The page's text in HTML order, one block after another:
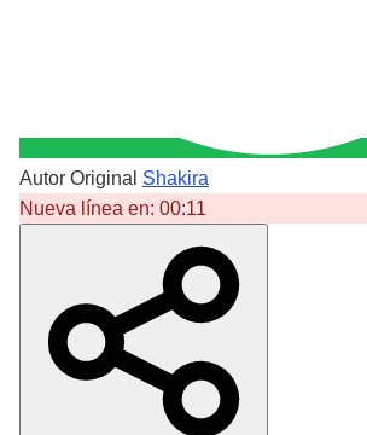
Autor Original Shakira
Nueva línea en: 00:11